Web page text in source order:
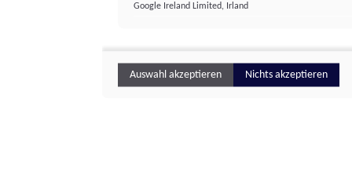
Google Ireland Limited, Irland
Auswahl akzeptieren Nichts akzeptieren